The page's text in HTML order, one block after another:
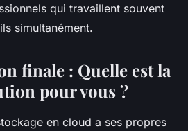
qui travaillent souvent
simultanément.
finale : Quelle est la
pour vous ?
en cloud a ses propres